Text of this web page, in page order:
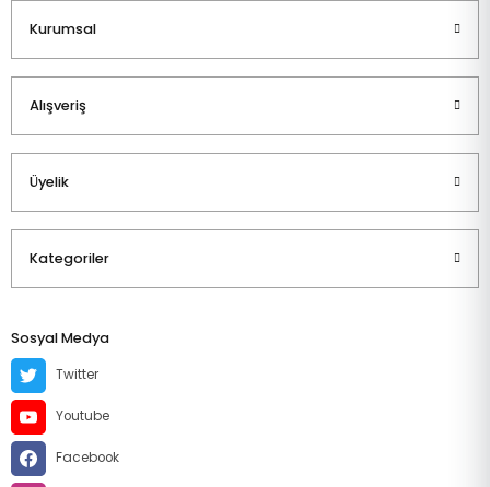
Kurumsal
Alışveriş
Üyelik
Kategoriler
Sosyal Medya
Twitter
Youtube
Facebook